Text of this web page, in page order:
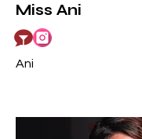
Miss Ani
Ani